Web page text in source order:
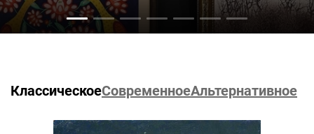
КлассическоеСовременноеАльтернативное